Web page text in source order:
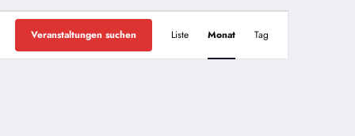
Veranstaltungen suchen
Veranstaltung
Ansichten-
Liste Monat Tag